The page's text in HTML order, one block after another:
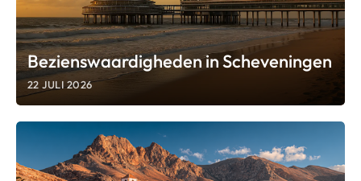
Bezienswaardigheden in Scheveningen
22 JULI 2026